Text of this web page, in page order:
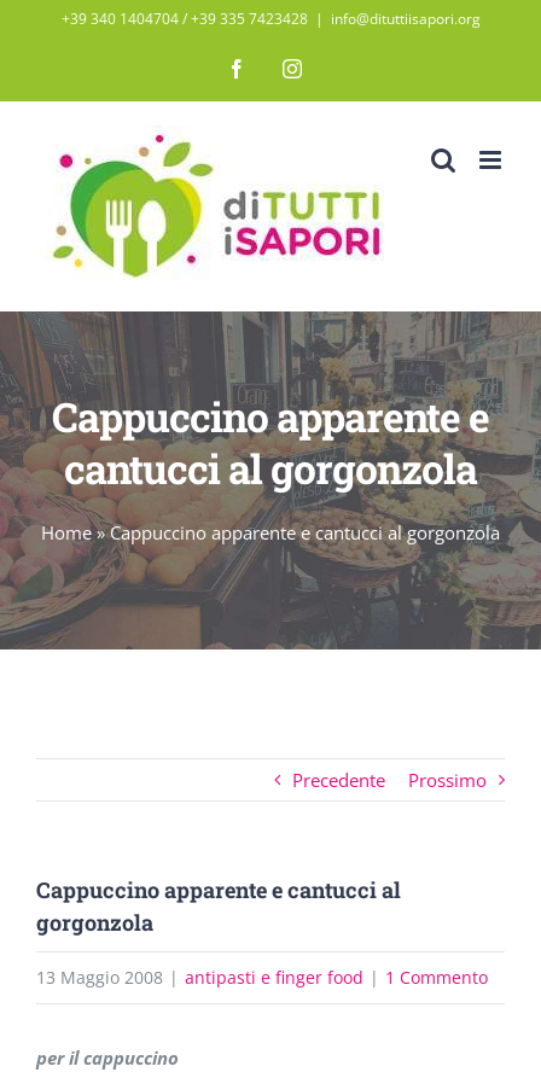
contenuto
+39 340 1404704 / ‭+39 335 7423428‬ | info@dituttiisapori.org
FacebookInstagram
Cappuccino apparente e
cantucci al gorgonzola
Home»Cappuccino apparente e cantucci al gorgonzola
Precedente Prossimo
Cappuccino apparente e cantucci al
gorgonzola
13 Maggio 2008 | antipasti e finger food | 1 Commento
per il cappuccino